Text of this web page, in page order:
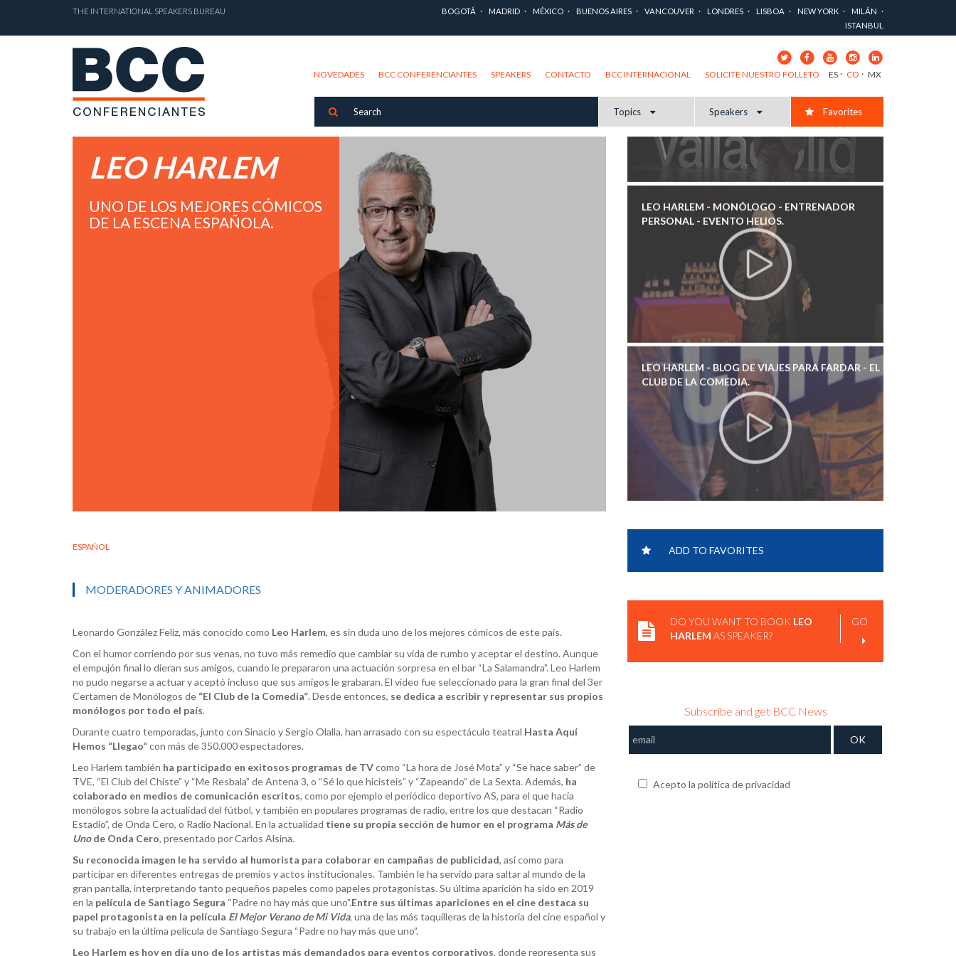
THE INTERNATIONAL SPEAKERS BUREAU BOGOTÁ MADRID MÉXICO BUENOS AIRES VANCOUVER LONDRES LISBOA NEW YORK
MILÁN
ISTANBUL
NOVEDADES BCC CONFERENCIANTES SPEAKERS CONTACTO BCC INTERNACIONAL SOLICITE NUESTRO FOLLETO ES CO MX
Topics Speakers Favorites
LEO HARLEM
UNO DE LOS MEJORES CÓMICOS
DE LA ESCENA ESPAÑOLA.
ESPAÑOL
MODERADORES Y ANIMADORES
Leonardo González Feliz, más conocido como Leo Harlem, es sin duda uno de los mejores cómicos de este país.
Con el humor corriendo por sus venas, no tuvo más remedio que cambiar su vida de rumbo y aceptar el destino. Aunque
el empujón final lo dieran sus amigos, cuando le prepararon una actuación sorpresa en el bar “La Salamandra”. Leo Harlem
no pudo negarse a actuar y aceptó incluso que sus amigos le grabaran. El vídeo fue seleccionado para la gran final del 3er
Certamen de Monólogos de “El Club de la Comedia”. Desde entonces, se dedica a escribir y representar sus propios
monólogos por todo el país.
Durante cuatro temporadas, junto con Sinacio y Sergio Olalla, han arrasado con su espectáculo teatral Hasta Aquí
Hemos “Llegao“con más de 350.000 espectadores.
Leo Harlem también ha participado en exitosos programas de TVcomo “La hora de José Mota” y “Se hace saber” de
TVE, “El Club del Chiste” y “Me Resbala” de Antena 3, o “Sé lo que hicisteis” y “Zapeando” de La Sexta. Además, ha
colaborado en medios de comunicación escritos, como por ejemplo el periódico deportivo AS, para el que hacía
monólogos sobre la actualidad del fútbol, y también en populares programas de radio, entre los que destacan “Radio
Estadio”, de Onda Cero, o Radio Nacional. En la actualidad tiene su propia sección de humor en el programa Más de
Unode Onda Cero, presentado por Carlos Alsina.
Su reconocida imagen le ha servido al humorista para colaborar en campañas de publicidad, así como para
participar en diferentes entregas de premios y actos institucionales. También le ha servido para saltar al mundo de la
gran pantalla, interpretando tanto pequeños papeles como papeles protagonistas. Su última aparición ha sido en 2019
en la película de Santiago Segura “Padre no hay más que uno”.Entre sus últimas apariciones en el cine destaca su
papel protagonista en la película El Mejor Verano de Mi Vida, una de las más taquilleras de la historia del cine español y
su trabajo en la última película de Santiago Segura “Padre no hay más que uno”.
Leo Harlem es hoy en día uno de los artistas más demandados para eventos corporativos, donde representa sus
LEO HARLEM - MONÓLOGO - ENTRENADOR
PERSONAL - EVENTO HELIOS.
LEO HARLEM - BLOG DE VIAJES PARA FARDAR - EL
LEO HARLEM - CÓMO SOBREVIVIR EN LA ALDEA
GLOBAL | TEDXVALLADOLID.
ADD TO FAVORITES
DO YOU WANT TO BOOK LEO
HARLEM AS SPEAKER?
GO
Subscribe and get BCC News
Acepto la política de privacidad